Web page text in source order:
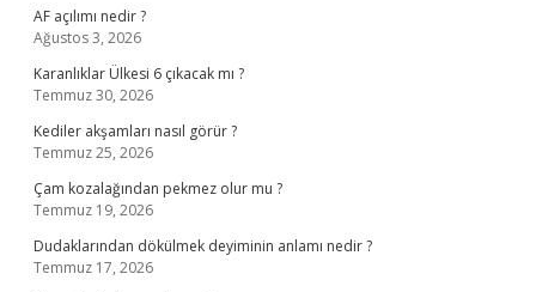
AF açılımı nedir ?
Ağustos 3, 2026
Karanlıklar Ülkesi 6 çıkacak mı ?
Temmuz 30, 2026
Kediler akşamları nasıl görür ?
Temmuz 25, 2026
Çam kozalağından pekmez olur mu ?
Temmuz 19, 2026
Dudaklarından dökülmek deyiminin anlamı nedir ?
Temmuz 17, 2026